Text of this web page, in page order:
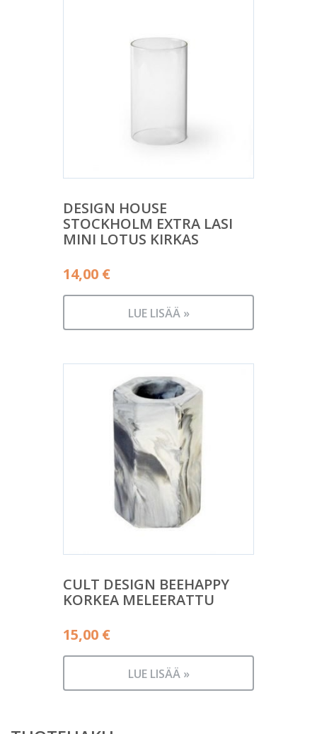
DESIGN HOUSE
STOCKHOLM EXTRA LASI
MINI LOTUS KIRKAS
14,00 €
LUE LISÄÄ »
CULT DESIGN BEEHAPPY
KORKEA MELEERATTU
15,00 €
LUE LISÄÄ »